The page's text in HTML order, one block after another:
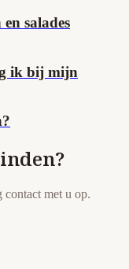
salades
ik bij mijn
contact met u op.